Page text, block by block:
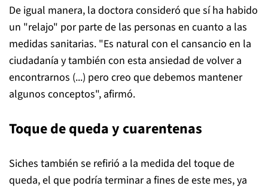
De igual manera, la doctora consideró que sí ha habido
un "relajo" por parte de las personas en cuanto a las
medidas sanitarias. "Es natural con el cansancio en la
ciudadanía y también con esta ansiedad de volver a
encontrarnos (...) pero creo que debemos mantener
algunos conceptos", afirmó.
Toque de queda y cuarentenas
Siches también se refirió a la medida del toque de
queda, el que podría terminar a fines de este mes, ya